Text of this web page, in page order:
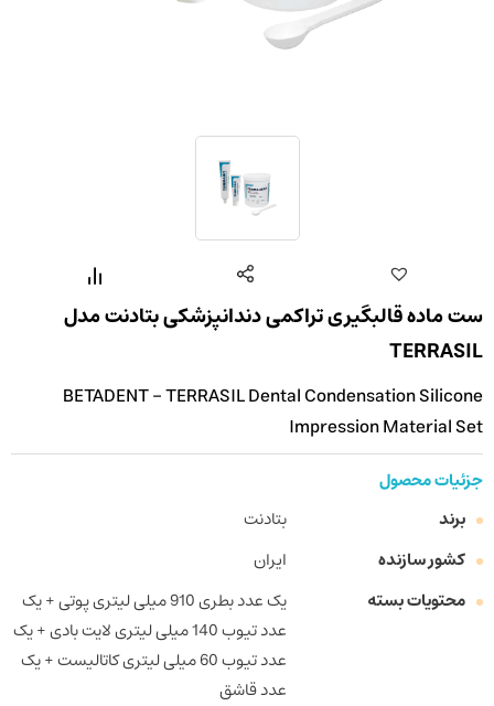
ست ماده قالبگیری تراکمی دندانپزشکی بتادنت مدل
TERRASIL
BETADENT - TERRASIL Dental Condensation Silicone
Impression Material Set
جزئیات محصول
برند
بتادنت
کشور سازنده
ایران
محتویات بسته
یک عدد بطری 910 میلی لیتری پوتی + یک
عدد تیوب 140 میلی لیتری لایت بادی + یک
عدد تیوب 60 میلی لیتری کاتالیست + یک
عدد قاشق